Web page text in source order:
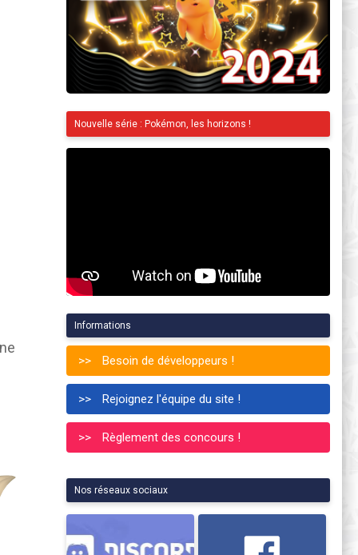
Nouvelle série : Pokémon, les horizons !
Informations
Besoin de développeurs !
Rejoignez l'équipe du site !
Règlement des concours !
Nos réseaux sociaux